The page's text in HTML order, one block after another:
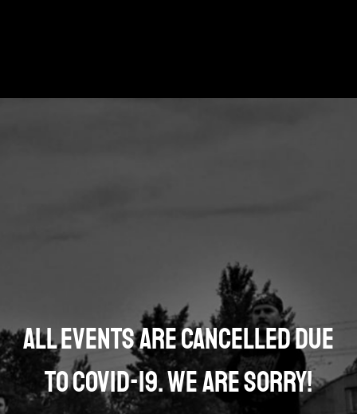
All events are cancelled due
to COVID-19. We are sorry!